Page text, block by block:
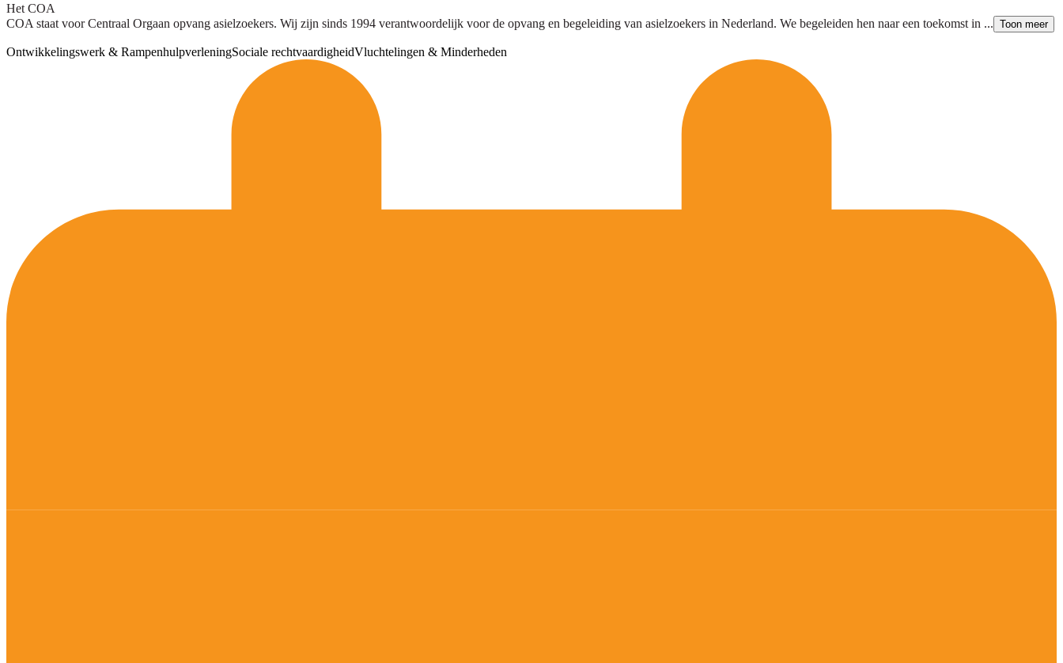
Het COA
COA staat voor Centraal Orgaan opvang asielzoekers. Wij zijn sinds 1994 verantwoordelijk voor de opvang en begeleiding van asielzoekers in Nederland. We begeleiden hen naar een toekomst in ... Toon meer
Ontwikkelingswerk & RampenhulpverleningSociale rechtvaardigheidVluchtelingen & Minderheden